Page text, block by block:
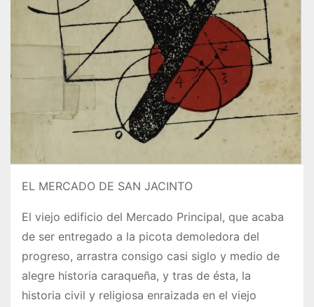
EL MERCADO DE SAN JACINTO
El viejo edificio del Mercado Principal, que acaba
de ser entregado a la picota demoledora del
progreso, arrastra consigo casi siglo y medio de
alegre historia caraqueña, y tras de ésta, la
historia civil y religiosa enraizada en el viejo